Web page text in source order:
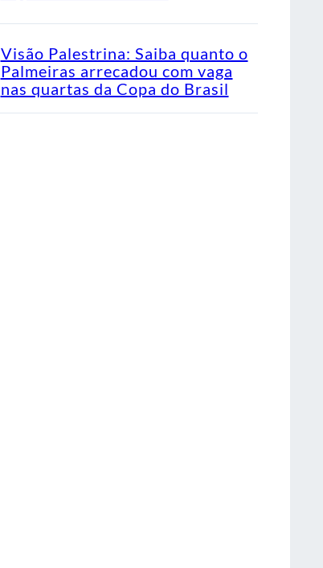
Visão Palestrina: Saiba quanto o
Palmeiras arrecadou com vaga
nas quartas da Copa do Brasil